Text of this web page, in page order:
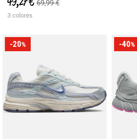
69,99 €
3 colores
-20% -40%